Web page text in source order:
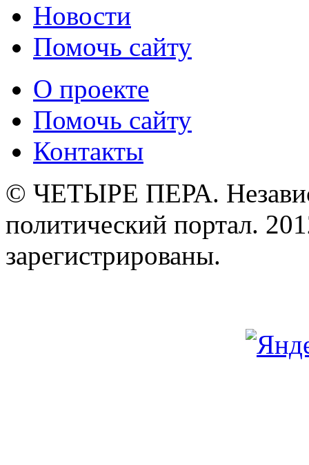
Новости
Помочь сайту
О проекте
Помочь сайту
Контакты
© ЧЕТЫРЕ ПЕРА.
политический портал.
зарегистрированы.